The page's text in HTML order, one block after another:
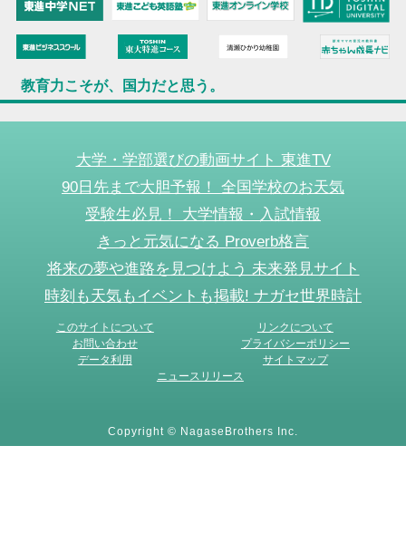
教育力こそが、国力だと思う。
大学・学部選びの動画サイト 東進TV
90日先まで大胆予報！ 全国学校のお天気
受験生必見！ 大学情報・入試情報
きっと元気になる Proverb格言
将来の夢や進路を見つけよう 未来発見サイト
時刻も天気もイベントも掲載! ナガセ世界時計
このサイトについて
リンクについて
お問い合わせ
プライバシーポリシー
データ利用
サイトマップ
ニュースリリース
Copyright © NagaseBrothers Inc.